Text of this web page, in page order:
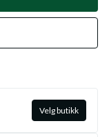
Velg butikk